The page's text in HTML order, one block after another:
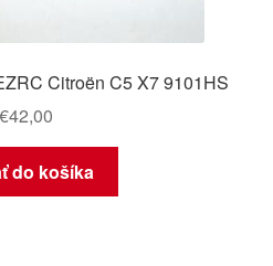
Citroën C5 X7 9101HS
€42,00
do košíka